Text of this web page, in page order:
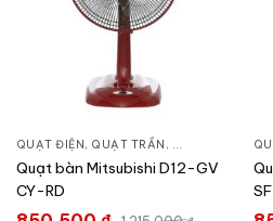
QUẠT ĐIỆN, QUẠT TRẦN , QUẠT BÀN
Quạt bàn Mitsubishi D12-GV
CY-RD